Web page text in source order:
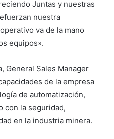
Juntas y nuestras
nuestra
va de la mano
equipos».
General Sales Manager
de la empresa
de automatización,
con la seguridad,
en la industria minera.